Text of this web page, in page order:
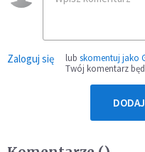
Zaloguj się lub skomentuj jako
Twój komentarz